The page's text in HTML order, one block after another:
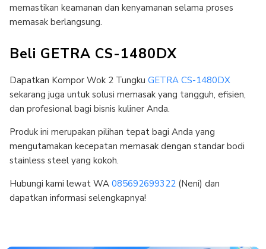
memastikan keamanan dan kenyamanan selama proses
memasak berlangsung.
Beli GETRA CS-1480DX
Dapatkan Kompor Wok 2 Tungku GETRA CS-1480DX
sekarang juga untuk solusi memasak yang tangguh, efisien,
dan profesional bagi bisnis kuliner Anda.
Produk ini merupakan pilihan tepat bagi Anda yang
mengutamakan kecepatan memasak dengan standar bodi
stainless steel yang kokoh.
Hubungi kami lewat WA 085692699322(Neni) dan
dapatkan informasi selengkapnya!